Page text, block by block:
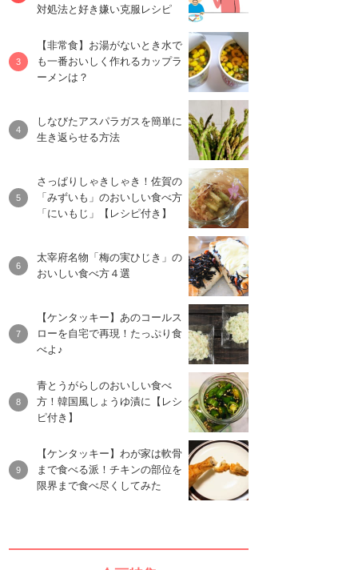
対処法と好き嫌い克服レシピ
【非常食】お湯がないとき水で
も一番おいしく作れるカップラ
ーメンは？
しなびたアスパラガスを簡単に
生き返らせる方法
さっぱりしゃきしゃき！佐賀の
「みずいも」のおいしい食べ方
「にいもじ」【レシピ付き】
太宰府名物「梅の実ひじき」の
おいしい食べ方４選
【ケンタッキー】あのコールス
ローを自宅で再現！たっぷり食
べよ♪
青とうがらしのおいしい食べ
方！韓国風しょうゆ漬に【レシ
ピ付き】
【ケンタッキー】わが家は軟骨
まで食べる派！チキンの部位を
限界まで食べ尽くしてみた